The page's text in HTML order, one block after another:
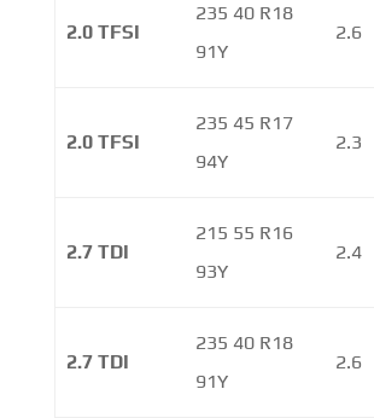
2.0 TFSI
235 40 R18
91Y
2.6
2.0 TFSI
235 45 R17
94Y
2.3
2.7 TDI
215 55 R16
93Y
2.4
2.7 TDI
235 40 R18
91Y
2.6